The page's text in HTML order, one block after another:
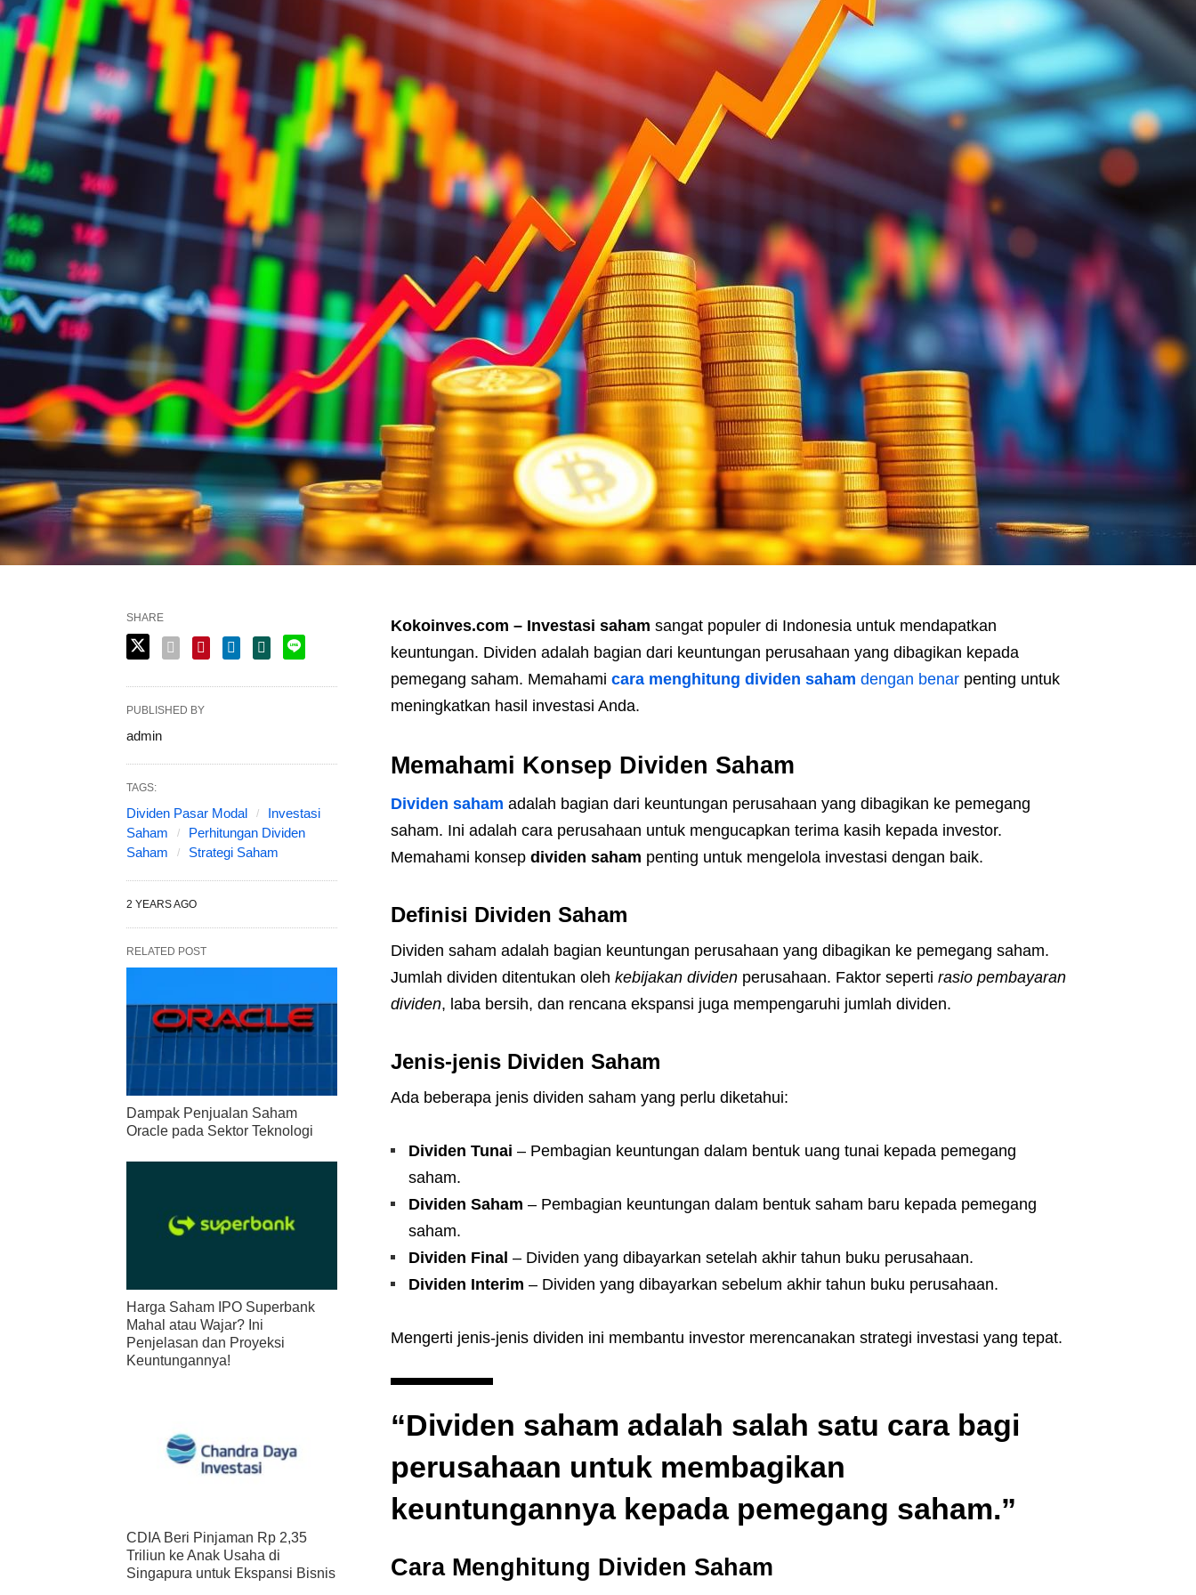
Kokoinves.com – Investasi saham sangat populer di Indonesia untuk mendapatkan
keuntungan. Dividen adalah bagian dari keuntungan perusahaan yang dibagikan kepada
pemegang saham. Memahami cara menghitung dividen saham dengan benarpenting untuk
meningkatkan hasil investasi Anda.
Memahami Konsep Dividen Saham
Dividen saham adalah bagian dari keuntungan perusahaan yang dibagikan ke pemegang
saham. Ini adalah cara perusahaan untuk mengucapkan terima kasih kepada investor.
Memahami konsep dividen saham penting untuk mengelola investasi dengan baik.
Definisi Dividen Saham
Dividen saham adalah bagian keuntungan perusahaan yang dibagikan ke pemegang saham.
Jumlah dividen ditentukan oleh kebijakan dividenperusahaan. Faktor seperti rasio pembayaran
dividen, laba bersih, dan rencana ekspansi juga mempengaruhi jumlah dividen.
Jenis-jenis Dividen Saham
Ada beberapa jenis dividen saham yang perlu diketahui:
Dividen Tunai – Pembagian keuntungan dalam bentuk uang tunai kepada pemegang
saham.
Dividen Saham – Pembagian keuntungan dalam bentuk saham baru kepada pemegang
saham.
Dividen Final – Dividen yang dibayarkan setelah akhir tahun buku perusahaan.
Dividen Interim – Dividen yang dibayarkan sebelum akhir tahun buku perusahaan.
Mengerti jenis-jenis dividen ini membantu investor merencanakan strategi investasi yang tepat.
“Dividen saham adalah salah satu cara bagi
perusahaan untuk membagikan
keuntungannya kepada pemegang saham.”
Cara Menghitung Dividen Saham
SHARE
PUBLISHED BY
admin
TAGS:
Dividen Pasar Modal
Investasi
Saham
Perhitungan Dividen
Saham
Strategi Saham
2 YEARS AGO
RELATED POST
Dampak Penjualan Saham
Oracle pada Sektor Teknologi
Harga Saham IPO Superbank
Mahal atau Wajar? Ini
Penjelasan dan Proyeksi
Keuntungannya!
CDIA Beri Pinjaman Rp 2,35
Triliun ke Anak Usaha di
Singapura untuk Ekspansi Bisnis